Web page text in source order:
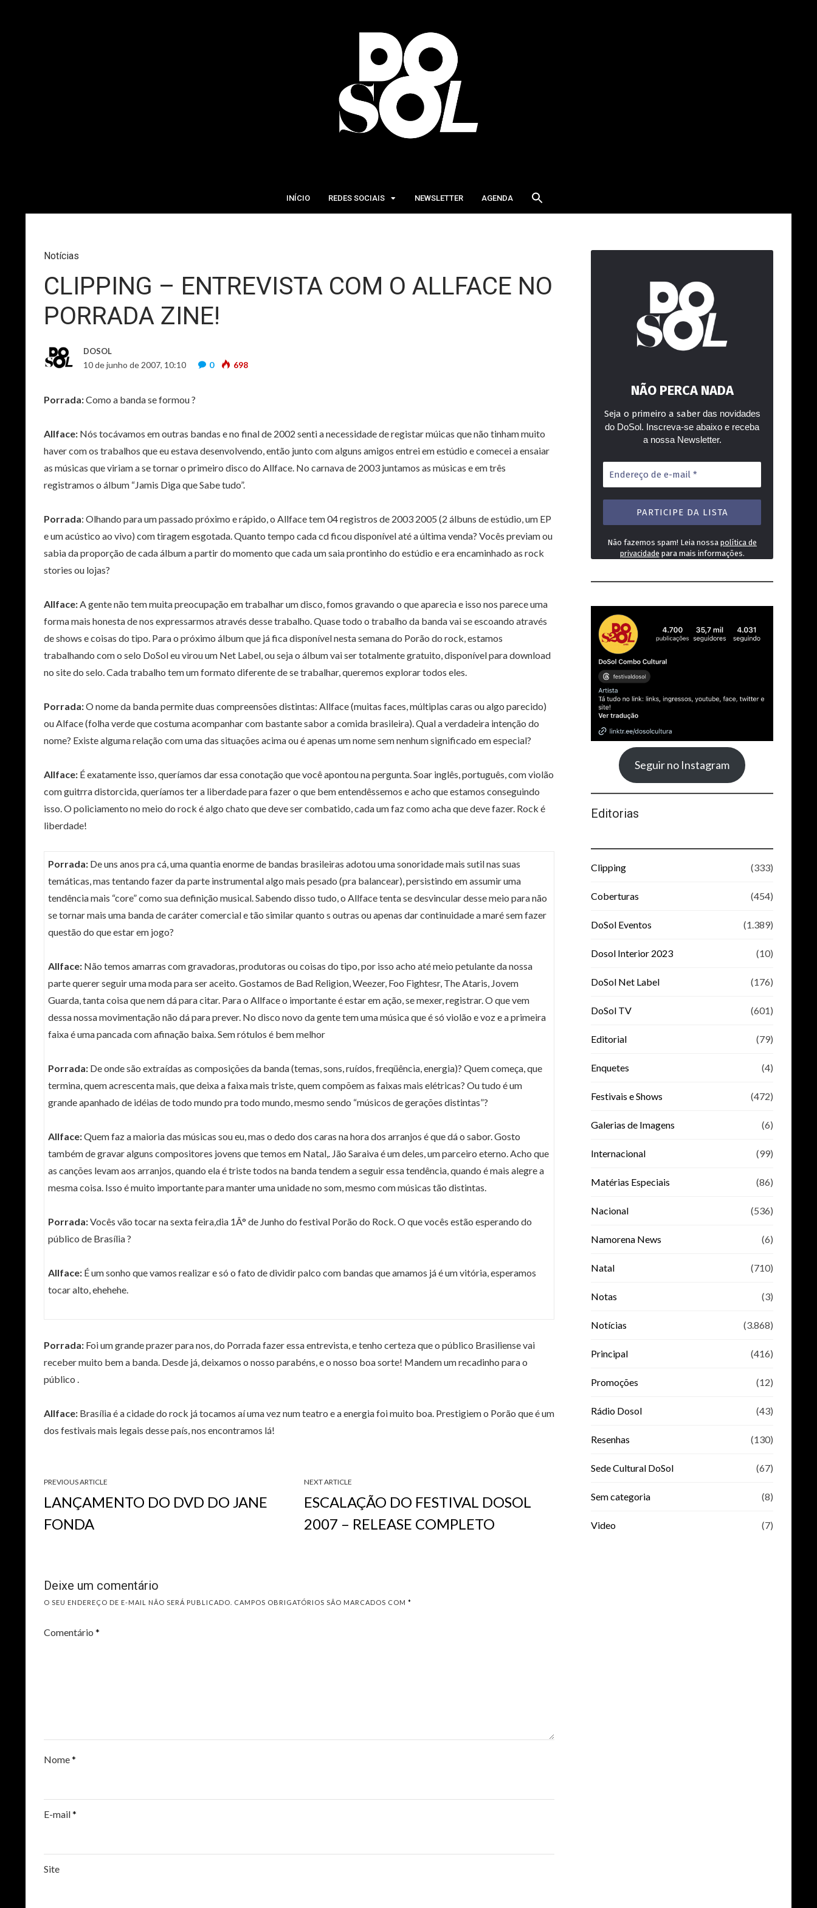
INÍCIO REDES SOCIAIS NEWSLETTER AGENDA
Notícias
CLIPPING – ENTREVISTA COM O ALLFACE NO
PORRADA ZINE!
DOSOL
10 de junho de 2007, 10:10 0 698
Porrada:Como a banda se formou ?
Allface: Nós tocávamos em outras bandas e no final de 2002 senti a necessidade de registar múicas que não tinham muito
haver com os trabalhos que eu estava desenvolvendo, então junto com alguns amigos entrei em estúdio e comecei a ensaiar
as músicas que viriam a se tornar o primeiro disco do Allface. No carnava de 2003 juntamos as músicas e em três
registramos o álbum “Jamis Diga que Sabe tudo”.
Porrada: Olhando para um passado próximo e rápido, o Allface tem 04 registros de 2003 2005 (2 álbuns de estúdio, um EP
e um acústico ao vivo) com tiragem esgotada. Quanto tempo cada cd ficou disponível até a última venda? Vocês previam ou
sabia da proporção de cada álbum a partir do momento que cada um saia prontinho do estúdio e era encaminhado as rock
stories ou lojas?
Allface:A gente não tem muita preocupação em trabalhar um disco, fomos gravando o que aparecia e isso nos parece uma
forma mais honesta de nos expressarmos através desse trabalho. Quase todo o trabalho da banda vai se escoando através
de shows e coisas do tipo. Para o próximo álbum que já fica disponível nesta semana do Porão do rock, estamos
trabalhando com o selo DoSol eu virou um Net Label, ou seja o álbum vai ser totalmente gratuito, disponível para download
no site do selo. Cada trabalho tem um formato diferente de se trabalhar, queremos explorar todos eles.
Porrada:O nome da banda permite duas compreensões distintas: Allface (muitas faces, múltiplas caras ou algo parecido)
ou Alface (folha verde que costuma acompanhar com bastante sabor a comida brasileira). Qual a verdadeira intenção do
nome? Existe alguma relação com uma das situações acima ou é apenas um nome sem nenhum significado em especial?
Allface: É exatamente isso, queríamos dar essa conotação que você apontou na pergunta. Soar inglês, português, com violão
com guitrra distorcida, queríamos ter a liberdade para fazer o que bem entendêssemos e acho que estamos conseguindo
isso. O policiamento no meio do rock é algo chato que deve ser combatido, cada um faz como acha que deve fazer. Rock é
liberdade!
Porrada: De uns anos pra cá, uma quantia enorme de bandas brasileiras adotou uma sonoridade mais sutil nas suas
temáticas, mas tentando fazer da parte instrumental algo mais pesado (pra balancear), persistindo em assumir uma
tendência mais “core” como sua definição musical. Sabendo disso tudo, o Allface tenta se desvincular desse meio para não
se tornar mais uma banda de caráter comercial e tão similar quanto s outras ou apenas dar continuidade a maré sem fazer
questão do que estar em jogo?
Allface: Não temos amarras com gravadoras, produtoras ou coisas do tipo, por isso acho até meio petulante da nossa
parte querer seguir uma moda para ser aceito. Gostamos de Bad Religion, Weezer, Foo Fightesr, The Ataris, Jovem
Guarda, tanta coisa que nem dá para citar. Para o Allface o importante é estar em ação, se mexer, registrar. O que vem
dessa nossa movimentação não dá para prever. No disco novo da gente tem uma música que é só violão e voz e a primeira
faixa é uma pancada com afinação baixa. Sem rótulos é bem melhor
Porrada: De onde são extraídas as composições da banda (temas, sons, ruídos, freqüência, energia)? Quem começa, que
termina, quem acrescenta mais, que deixa a faixa mais triste, quem compõem as faixas mais elétricas? Ou tudo é um
grande apanhado de idéias de todo mundo pra todo mundo, mesmo sendo “músicos de gerações distintas”?
Allface:Quem faz a maioria das músicas sou eu, mas o dedo dos caras na hora dos arranjos é que dá o sabor. Gosto
também de gravar alguns compositores jovens que temos em Natal,. Jão Saraiva é um deles, um parceiro eterno. Acho que
as canções levam aos arranjos, quando ela é triste todos na banda tendem a seguir essa tendência, quando é mais alegre a
mesma coisa. Isso é muito importante para manter uma unidade no som, mesmo com músicas tão distintas.
Porrada:Vocês vão tocar na sexta feira,dia 1Â° de Junho do festival Porão do Rock. O que vocês estão esperando do
público de Brasília ?
Allface: É um sonho que vamos realizar e só o fato de dividir palco com bandas que amamos já é um vitória, esperamos
tocar alto, ehehehe.
Porrada: Foi um grande prazer para nos, do Porrada fazer essa entrevista, e tenho certeza que o público Brasiliense vai
receber muito bem a banda. Desde já, deixamos o nosso parabéns, e o nosso boa sorte! Mandem um recadinho para o
público .
Allface: Brasília é a cidade do rock já tocamos aí uma vez num teatro e a energia foi muito boa. Prestigiem o Porão que é um
dos festivais mais legais desse país, nos encontramos lá!
PREVIOUS ARTICLE
LANÇAMENTO DO DVD DO JANE
FONDA
NEXT ARTICLE
ESCALAÇÃO DO FESTIVAL DOSOL
2007 – RELEASE COMPLETO
Deixe um comentário
O SEU ENDEREÇO DE E-MAIL NÃO SERÁ PUBLICADO. CAMPOS OBRIGATÓRIOS SÃO MARCADOS COM *
Comentário *
Nome*
E-mail*
Site
NÃO PERCA NADA
Seja o primeiro a saberdas novidades
do DoSol. Inscreva-se abaixo e receba
a nossa Newsletter.
Endereço
de
e-
mail
Não fazemos spam! Leia nossa política de
privacidade para mais informações.
Seguir no Instagram
Editorias
Clipping (333)
Coberturas (454)
DoSol Eventos (1.389)
Dosol Interior 2023 (10)
DoSol Net Label (176)
DoSol TV (601)
Editorial (79)
Enquetes (4)
Festivais e Shows (472)
Galerias de Imagens (6)
Internacional (99)
Matérias Especiais (86)
Nacional (536)
Namorena News (6)
Natal (710)
Notas (3)
Notícias (3.868)
Principal (416)
Promoções (12)
Rádio Dosol (43)
Resenhas (130)
Sede Cultural DoSol (67)
Sem categoria (8)
Video (7)